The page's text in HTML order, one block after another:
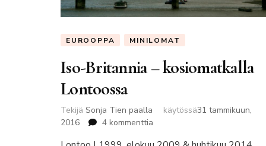
EUROOPPA MINILOMAT
Iso-Britannia – kosiomatkalla
Lontoossa
Tekijä Sonja Tien paalla käytössä31 tammikuun,
2016
4 kommenttia